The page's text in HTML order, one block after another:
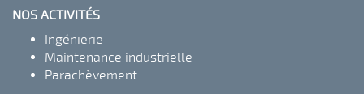
NOS ACTIVITÉS
Ingénierie
Maintenance industrielle
Parachèvement